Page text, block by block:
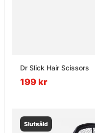
Dr Slick Hair Scissors
199 kr
Slutsåld